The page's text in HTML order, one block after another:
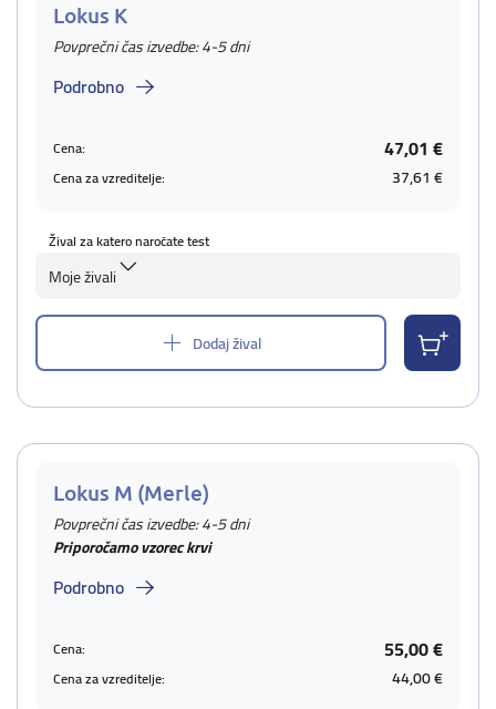
Lokus K
Povprečni čas izvedbe: 4-5 dni
Podrobno
Cena: 47,01 €
Cena za vzreditelje: 37,61 €
Žival za katero naročate test
Moje živali
Dodaj žival
Lokus M (Merle)
Povprečni čas izvedbe: 4-5 dni
Priporočamo vzorec krvi
Podrobno
Cena: 55,00 €
Cena za vzreditelje: 44,00 €